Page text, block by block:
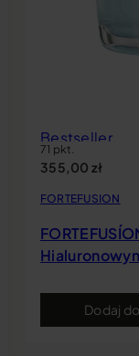
Bestseller
71 pkt.
355,00 zł
FORTEFUSION
Dodaj